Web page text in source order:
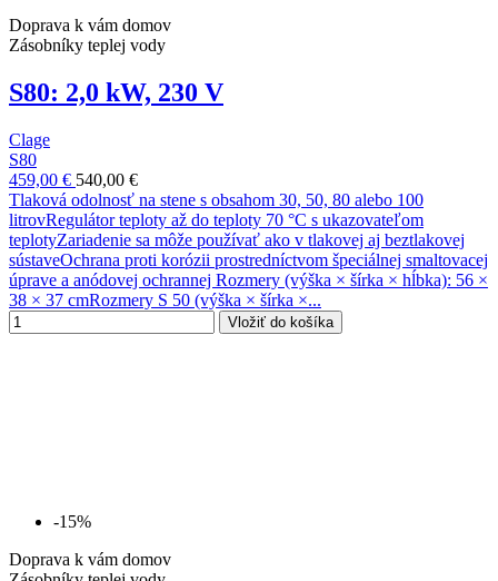
Doprava k vám domov
Zásobníky teplej vody
S80: 2,0 kW, 230 V
Clage
S80
459,00 € 540,00 €
Tlaková odolnosť na stene s obsahom 30, 50, 80 alebo 100
litrovRegulátor teploty až do teploty 70 °C s ukazovateľom
teplotyZariadenie sa môže používať ako v tlakovej aj beztlakovej
sústaveOchrana proti korózii prostredníctvom špeciálnej smaltovacej
úprave a anódovej ochrannej Rozmery (výška × šírka × hĺbka): 56 ×
38 × 37 cmRozmery S 50 (výška × šírka ×...
Vložiť do košíka
-15%
Doprava k vám domov